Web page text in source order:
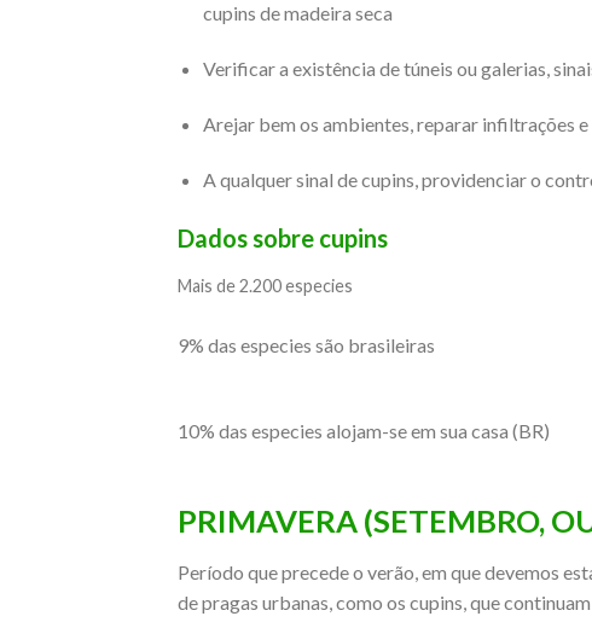
cupins de madeira seca
Verificar a existência de túneis ou galerias,
Arejar bem os ambientes, reparar infiltrações
A qualquer sinal de cupins, providenciar o
Dados sobre cupins
Mais de 2.200 especies
9% das especies são brasileiras
10% das especies alojam-se em sua casa (BR)
PRIMAVERA (SETEMBRO,
Período que precede o verão, em que devemos
de pragas urbanas, como os cupins, que